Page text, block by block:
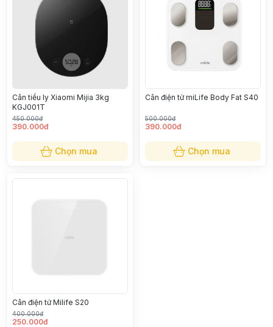
Cân tiểu ly Xiaomi Mijia 3kg
KGJ001T
450.000đ
390.000đ
Chọn mua
Cân điện tử miLife Body Fat S40
500.000đ
390.000đ
Chọn mua
Cân điện tử Milife S20
400.000đ
250.000đ